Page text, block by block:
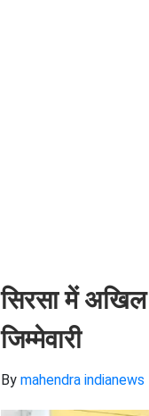
सिरसा में अखिल
जिम्मेवारी
By mahendra indianews